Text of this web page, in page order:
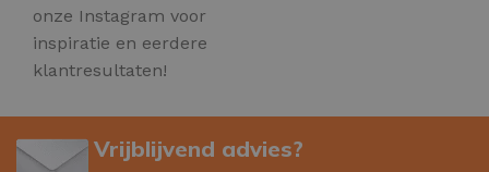
onze Instagram voor
inspiratie en eerdere
klantresultaten!
Vrijblijvend advies?